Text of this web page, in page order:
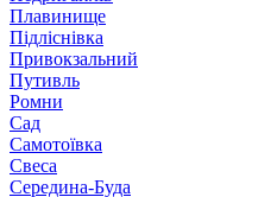
Плавинище
Підліснівка
Привокзальний
Путивль
Ромни
Сад
Самотоївка
Свеса
Середина-Буда